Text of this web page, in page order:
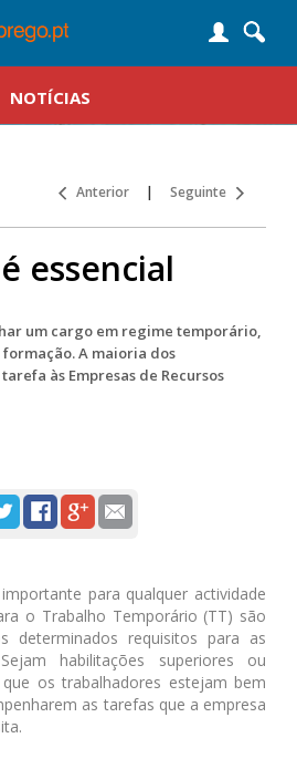
NOTÍCIAS
Anterior | Seguinte
essencial
um cargo em regime temporário,
A maioria dos
às Empresas de Recursos
para qualquer actividade
o Trabalho Temporário (TT) são
determinados requisitos para as
habilitações superiores ou
os trabalhadores estejam bem
as tarefas que a empresa